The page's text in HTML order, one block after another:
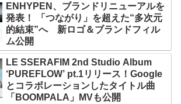
ENHYPEN、ブランドリニューアルを
発表！ 「つながり」を超えた“多次元
的結束”へ 新ロゴ＆ブランドフィル
ム公開
LE SSERAFIM 2nd Studio Album
‘PUREFLOW’ pt.1リリース！Google
とコラボレーションしたタイトル曲
「BOOMPALA」MVも公開